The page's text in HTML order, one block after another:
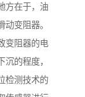
方在于，油
变阻器。
变阻器的电
的程度，
检测技术的